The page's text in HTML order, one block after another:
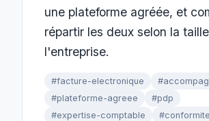
une plateforme agréée, et
répartir les deux selon la
l'entreprise.
#facture-electronique
#plateforme-agreee
#pdp
#expertise-comptable
#conformite